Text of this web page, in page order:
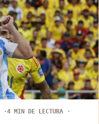
4 MIN DE LECTURA